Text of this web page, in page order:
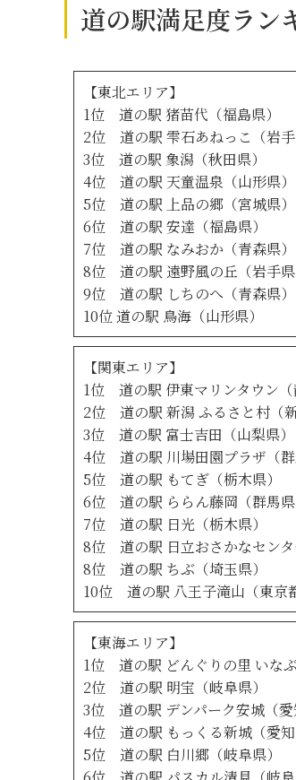
道の駅満足度ラン
【東北エリア】
1位 道の駅 猪苗代（福島県）
2位 道の駅 雫石あねっこ（岩手
3位 道の駅 象潟（秋田県）
4位 道の駅 天童温泉（山形県）
5位 道の駅 上品の郷（宮城県）
6位 道の駅 安達（福島県）
7位 道の駅 なみおか（青森県）
8位 道の駅 遠野風の丘（岩手県
9位 道の駅 しちのへ（青森県）
10位 道の駅 鳥海（山形県）
【関東エリア】
1位 道の駅 伊東マリンタウン（
2位 道の駅 新潟 ふるさと村（新
3位 道の駅 富士吉田（山梨県）
4位 道の駅 川場田園プラザ（群
5位 道の駅 もてぎ（栃木県）
6位 道の駅 ららん藤岡（群馬県
7位 道の駅 日光（栃木県）
8位 道の駅 日立おさかなセンタ
8位 道の駅 ちぶ（埼玉県）
10位 道の駅 八王子滝山（東京
【東海エリア】
1位 道の駅 どんぐりの里 いなぶ
2位 道の駅 明宝（岐阜県）
3位 道の駅 デンパーク安城（愛
4位 道の駅 もっくる新城（愛知
5位 道の駅 白川郷（岐阜県）